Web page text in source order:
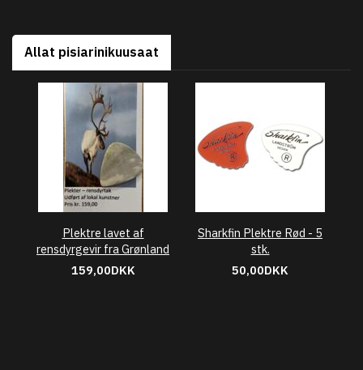
Allat pisiarinikuusaat
Plektre lavet af
rensdyrgevir fra Grønland
159,00DKK
Sharkfin Plektre Rød - 5
stk.
50,00DKK